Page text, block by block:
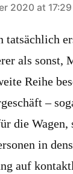
2020 at 17:29
tatsächlich
als sonst,
Reihe
–
die Wagen,
in
auf